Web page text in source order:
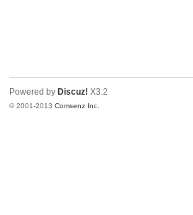
Powered by Discuz! X3.2
© 2001-2013Comsenz Inc.